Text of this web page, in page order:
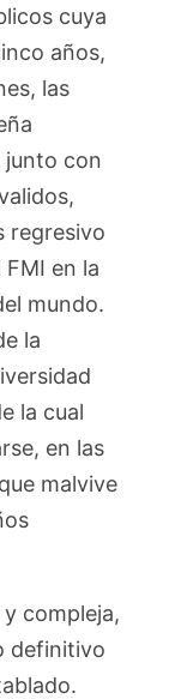
cuya
años,
las
junto con
regresivo
en la
mundo.
la
la cual
en las
malvive
compleja,
definitivo